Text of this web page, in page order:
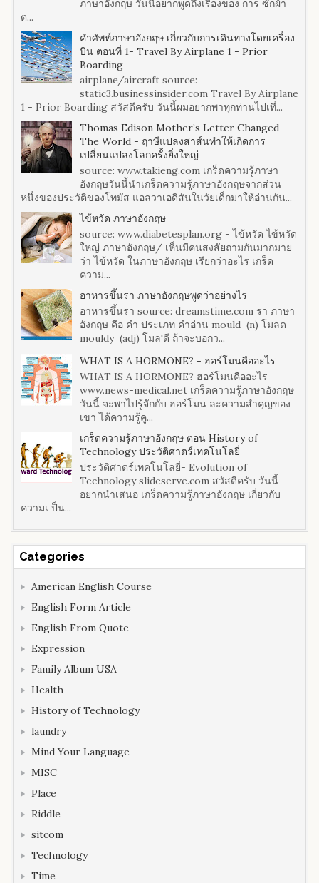
ภาษาอังกฤษ วันนี้อยากพูดถึงเรื่องของ การ ซักผ้า
ต...
คำศัพท์ภาษาอังกฤษ เกี่ยวกับการเดินทางโดยเครื่อง
บิน ตอนที่ 1- Travel By Airplane 1 - Prior
Boarding
airplane/aircraft source:
static3.businessinsider.com Travel By Airplane
1 - Prior Boarding สวัสดีครับ วันนี้ผมอยากพาทุกท่านไปเที่...
Thomas Edison Mother’s Letter Changed
The World - ฤาษีแปลงสาส์นทำให้เกิดการ
เปลี่ยนแปลงโลกครั้งยิ่งใหญ่
source: www.takieng.com เกร็ดความรู้ภาษา
อังกฤษวันนี้นำเกร็ดความรู้ภาษาอังกฤษจากส่วน
หนึ่งของประวัติของโทมัส แอลวาเอดิสันในวัยเด็กมาให้อ่านกัน...
ไข้หวัด ภาษาอังกฤษ
source: www.diabetesplan.org - ไข้หวัด ไข้หวัด
ใหญ่ ภาษาอังกฤษ/ เห็นมีคนสงสัยถามกันมากมาย
ว่า ไข้หวัด ในภาษาอังกฤษ เรียกว่าอะไร เกร็ด
ความ...
อาหารขึ้นรา ภาษาอังกฤษพูดว่าอย่างไร
อาหารขึ้นรา source: dreamstime.com รา ภาษา
อังกฤษ คือ คำ ประเภท คำอ่าน mould (n) โมลด
mouldy (adj) โมล'ดี ถ้าจะบอกว...
WHAT IS A HORMONE? - ฮอร์โมนคืออะไร
WHAT IS A HORMONE? ฮอร์โมนคืออะไร
www.news-medical.net เกร็ดความรู้ภาษาอังกฤษ
วันนี้ จะพาไปรู้จักกับ ฮอร์โมน ละความสำคุญของ
เขา ได้ความรู้คู...
เกร็ดความรู้ภาษาอังกฤษ ตอน History of
Technology ประวัติศาตร์เทคโนโลยี่
ประวัติศาตร์เทคโนโลยี่- Evolution of
Technology slideserve.com สวัสดีครับ วันนี้
อยากนำเสนอ เกร็ดความรู้ภาษาอังกฤษ เกี่ยวกับ
ความเ ป็น...
Categories
American English Course
English Form Article
English From Quote
Expression
Family Album USA
Health
History of Technology
laundry
Mind Your Language
MISC
Place
Riddle
sitcom
Technology
Time